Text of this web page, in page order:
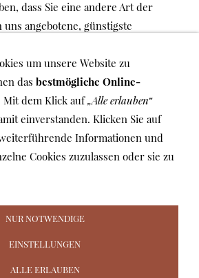
dass Sie eine andere Art der
angebotene, günstigste
Tagen ab dem Tag
die Mitteilung über Ihren Widerruf
eingegangen ist. Für diese
wir dasselbe Zahlungsmittel, das
Transaktion eingesetzt haben, es
ausdrücklich etwas anderes
Fall werden Ihnen wegen dieser
VERSAND & ZAHLUNG
um unsere Website zu
das bestmögliche Online-
Mit dem Klick auf„Alle erlauben“
einverstanden. Klicken Sie auf
Informationen und
Cookies zuzulassen oder sie zu
NUR NOTWENDIGE
EINSTELLUNGEN
ALLE ERLAUBEN